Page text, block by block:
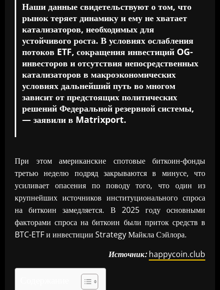
Наши данные свидетельствуют о том, что
рынок теряет динамику и ему не хватает
катализаторов, необходимых для
устойчивого роста. В условиях ослабления
потоков ETF, сокращения инвестиций OG-
инвесторов и отсутствия непосредственных
катализаторов в макроэкономических
условиях дальнейший путь во многом
зависит от предстоящих политических
решений Федеральной резервной системы,
— заявили в Matrixport.
При этом американские спотовые биткоин-фонды
третью неделю подряд закрываются в минусе, что
усиливает опасения по поводу того, что один из
крупнейших источников институционального спроса
на биткоин замедляется. В 2025 году основными
факторами спроса на биткоин были приток средств в
BTC-ETF и инвестиции Strategy Майкла Сэйлора.
Источник: happycoin.club